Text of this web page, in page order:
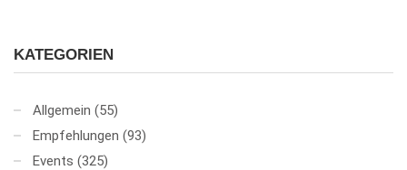
KATEGORIEN
Allgemein (55)
Empfehlungen (93)
Events (325)